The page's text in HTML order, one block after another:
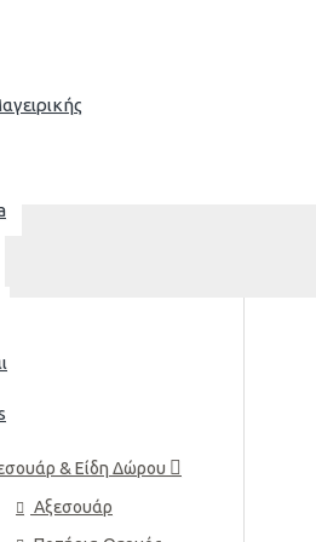
& Είδη Δώρου
Αξεσουάρ